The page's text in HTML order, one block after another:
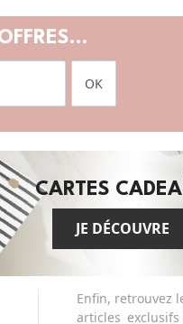
OK
CARTES
JE DÉCOUVRE
Enfin, retrouvez
articles